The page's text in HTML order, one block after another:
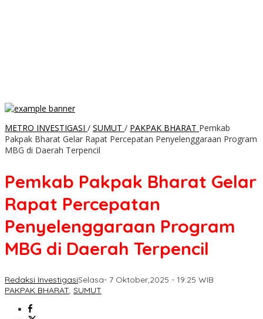
METRO INVESTIGASI / SUMUT / PAKPAK BHARAT Pemkab
Pakpak Bharat Gelar Rapat Percepatan Penyelenggaraan Program
MBG di Daerah Terpencil
Pemkab Pakpak Bharat Gelar
Rapat Percepatan
Penyelenggaraan Program
MBG di Daerah Terpencil
Redaksi InvestigasiSelasa- 7 Oktober,2025 - 19:25 WIB
PAKPAK BHARAT, SUMUT